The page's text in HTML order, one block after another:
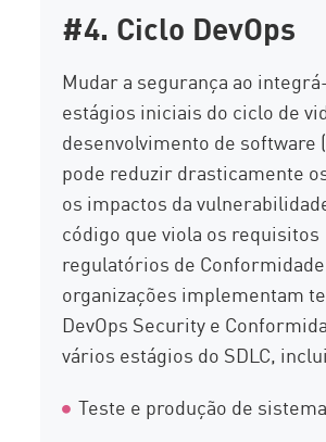
#4. Ciclo DevOps
Mudar a segurança ao
estágios iniciais do ciclo de
desenvolvimento de software
pode reduzir drasticamente
os impactos da
código que viola os requisitos
regulatórios de
organizações implementam
DevOps Security e
vários estágios do SDLC,
Teste e produção de